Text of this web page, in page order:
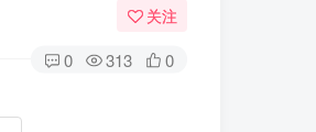
关注
0 313 0